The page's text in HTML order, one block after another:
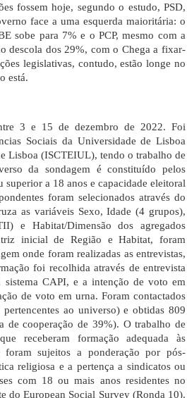
fossem hoje, segundo o estudo, PSD,
face a uma esquerda maioritária: o
sobe para 7% e o PCP, mesmo com a
descola dos 29%, com o Chega a fixar-
legislativas, contudo, estão longe no
está.
3 e 15 de dezembro de 2022. Foi
Sociais da Universidade de Lisboa
Lisboa (ISCTEIUL), tendo o trabalho de
da sondagem é constituído pelos
a 18 anos e capacidade eleitoral
foram selecionados através do
as variáveis Sexo, Idade (4 grupos),
e Habitat/Dimensão dos agregados
inicial de Região e Habitat, foram
onde foram realizadas as entrevistas,
foi recolhida através de entrevista
CAPI, e a intenção de voto em
de voto em urna. Foram contactados
ao universo) e obtidas 809
de cooperação de 39%). O trabalho de
receberam formação adequada às
foram sujeitos a ponderação por pós-
religiosa e a pertença a sindicatos ou
com 18 ou mais anos residentes no
do European Social Survey (Ronda 10).